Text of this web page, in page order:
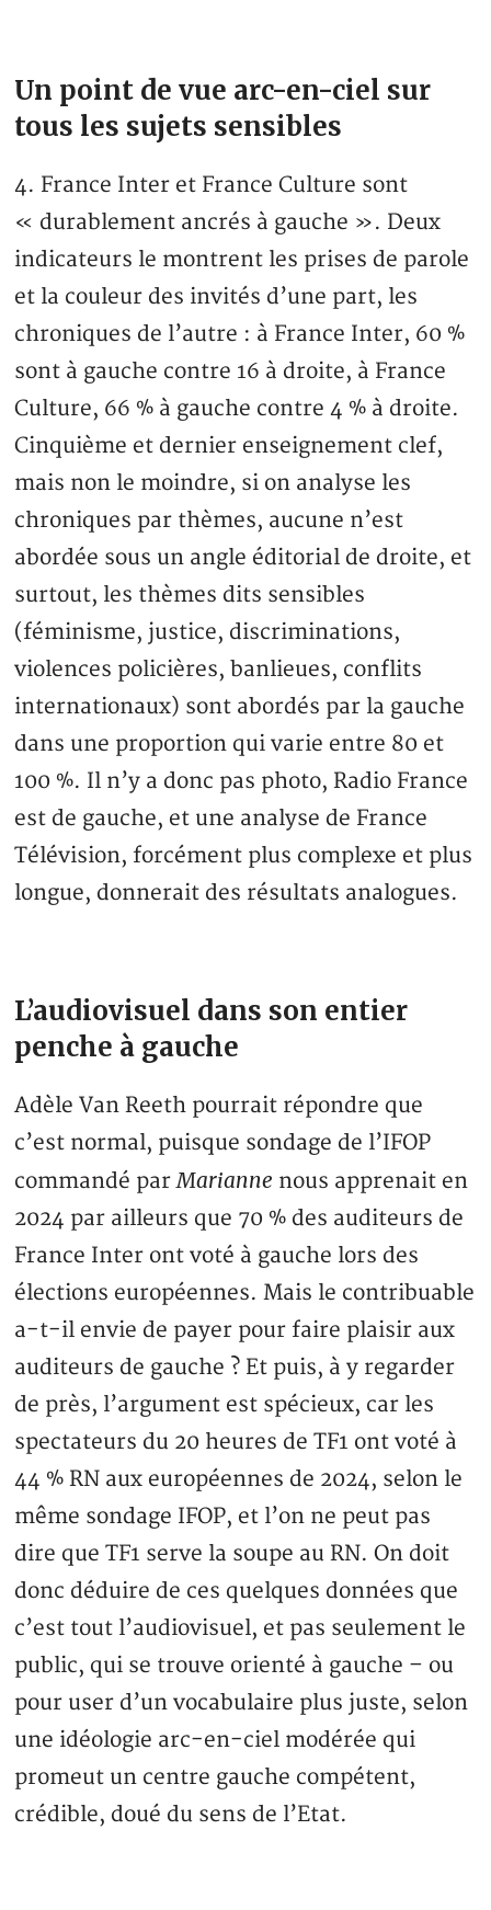
Un point de vue arc-en-ciel sur
tous les sujets sensibles
4. France Inter et France Culture sont
« durablement ancrés à gauche ». Deux
indicateurs le montrent les prises de parole
et la couleur des invités d’une part, les
chroniques de l’autre : à France Inter, 60 %
sont à gauche contre 16 à droite, à France
Culture, 66 % à gauche contre 4 % à droite.
Cinquième et dernier enseignement clef,
mais non le moindre, si on analyse les
chroniques par thèmes, aucune n’est
abordée sous un angle éditorial de droite, et
surtout, les thèmes dits sensibles
(féminisme, justice, discriminations,
violences policières, banlieues, conflits
internationaux) sont abordés par la gauche
dans une proportion qui varie entre 80 et
100 %. Il n’y a donc pas photo, Radio France
est de gauche, et une analyse de France
Télévision, forcément plus complexe et plus
longue, donnerait des résultats analogues.
L’audiovisuel dans son entier
penche à gauche
Adèle Van Reeth pourrait répondre que
c’est normal, puisque sondage de l’IFOP
commandé parMarianne nous apprenait en
2024 par ailleurs que 70 % des auditeurs de
France Inter ont voté à gauche lors des
élections européennes. Mais le contribuable
a-t-il envie de payer pour faire plaisir aux
auditeurs de gauche ? Et puis, à y regarder
de près, l’argument est spécieux, car les
spectateurs du 20 heures de TF1 ont voté à
44 % RN aux européennes de 2024, selon le
même sondage IFOP, et l’on ne peut pas
dire que TF1 serve la soupe au RN. On doit
donc déduire de ces quelques données que
c’est tout l’audiovisuel, et pas seulement le
public, qui se trouve orienté à gauche – ou
pour user d’un vocabulaire plus juste, selon
une idéologie arc-en-ciel modérée qui
promeut un centre gauche compétent,
crédible, doué du sens de l’Etat.